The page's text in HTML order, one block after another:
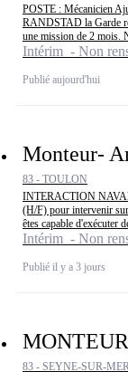
POSTE : Mécanicien
RANDSTAD la Garde
une mission de 2 mois.
Intérim - Non
Publié aujourd'hui
Monteur-
83 - TOULON
INTERACTION
(H/F) pour intervenir
êtes capable d'exécuter
Intérim - Non
Publié il y a 3 jours
83 - SEYNE-SUR-